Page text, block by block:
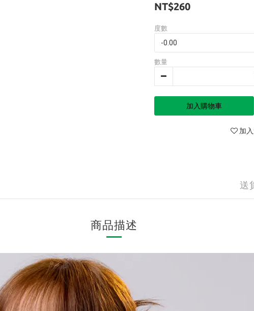
NT$260
度數
數量
加入購物車
加
送
商品描述